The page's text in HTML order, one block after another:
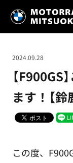
【F900GS
ます！【鈴
2024.09.28
この度、